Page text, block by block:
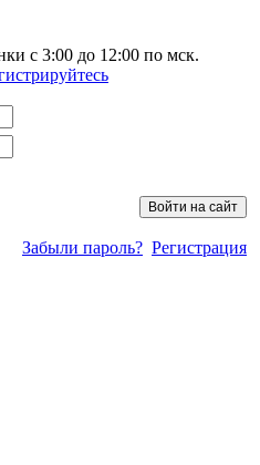
с 3:00 до 12:00 по мск.
Забыли пароль? Регистрация